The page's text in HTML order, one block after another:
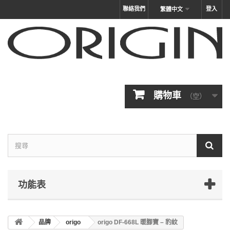
登入
繁體中文
聯絡我們
購物車 （空）
功能表
品牌 origo origo DF-668L 暖腳寶 – 豹紋